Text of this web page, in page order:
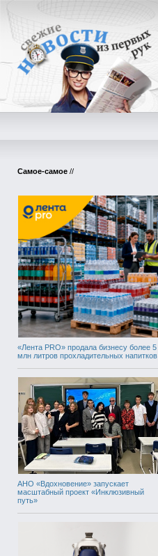
Самое-самое //
«Лента PRO» продала бизнесу более 5
млн литров прохладительных напитков
АНО «Вдохновение» запускает
масштабный проект «Инклюзивный
путь»